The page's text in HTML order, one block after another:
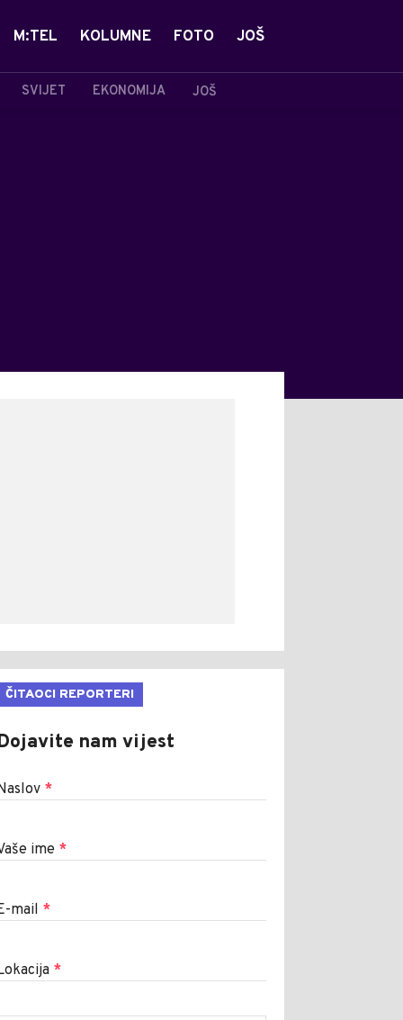
SVIJET EKONOMIJA JOŠ
M:TEL KOLUMNE FOTO JOŠ
ČITAOCI REPORTERI
nam vijest
*
ime *
mail *
*